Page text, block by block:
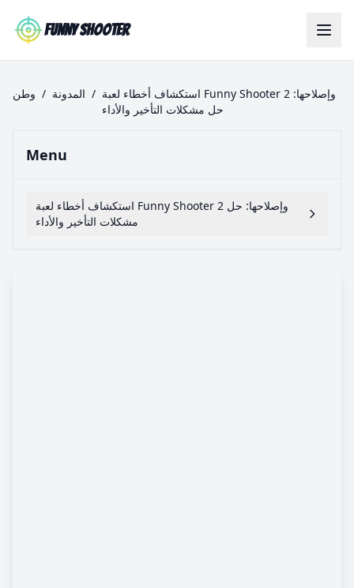
Funny Shooter
وطن / المدونة / استكشاف أخطاء لعبة Funny Shooter 2 وإصلاحها:
حل مشكلات التأخير والأداء
Menu
استكشاف أخطاء لعبة Funny Shooter 2 وإصلاحها: حل
مشكلات التأخير والأداء